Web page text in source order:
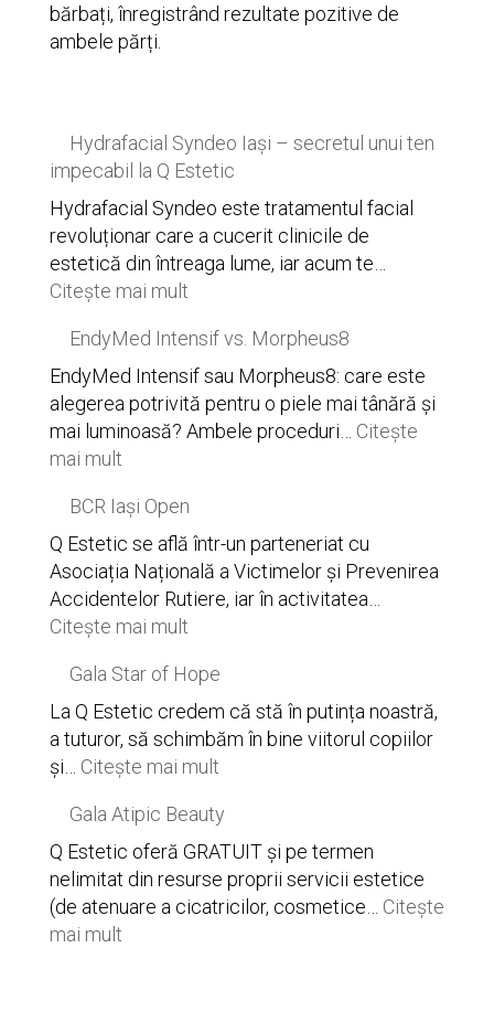
bărbați, înregistrând rezultate pozitive de
ambele părți.
Hydrafacial Syndeo Iași – secretul unui ten
impecabil la Q Estetic
Hydrafacial Syndeo este tratamentul facial
revoluționar care a cucerit clinicile de
estetică din întreaga lume, iar acum te…
Citește mai mult:
Syndeo
Iași
–
secretul
impecabil
la
Q
Estetic
EndyMed Intensif vs. Morpheus8
EndyMed Intensif sau Morpheus8: care este
alegerea potrivită pentru o piele mai tânără și
mai luminoasă? Ambele proceduri… Citește
mai mult:
Intensif
vs.
Morpheus8
BCR Iași Open
Q Estetic se află într-un parteneriat cu
Asociația Națională a Victimelor și Prevenirea
Accidentelor Rutiere, iar în activitatea…
Citește mai mult:
Iași
Open
Gala Star of Hope
La Q Estetic credem că stă în putința noastră,
a tuturor, să schimbăm în bine viitorul copiilor
și… Citește mai mult:
Star
of
Hope
Gala Atipic Beauty
Q Estetic oferă GRATUIT și pe termen
nelimitat din resurse proprii servicii estetice
(de atenuare a cicatricilor, cosmetice… Citește
mai mult: